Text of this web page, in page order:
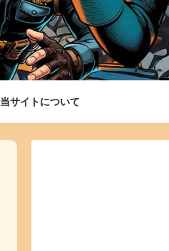
当サイトについて